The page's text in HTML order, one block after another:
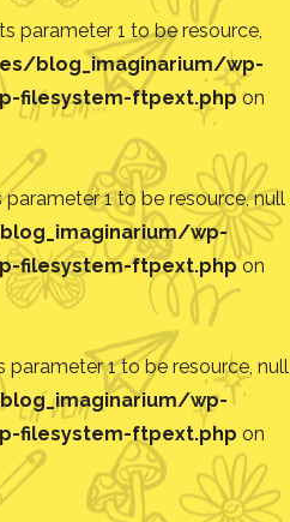
parameter 1 to be resource,
blog_imaginarium/wp-
filesystem-ftpext.php on
1 to be resource, null
wp-
filesystem-ftpext.phpon
parameter 1 to be resource, null
wp-
filesystem-ftpext.php on